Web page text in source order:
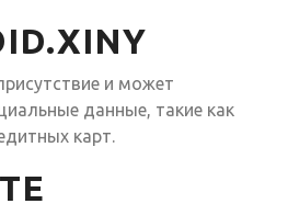
и может
данные, такие как
карт.